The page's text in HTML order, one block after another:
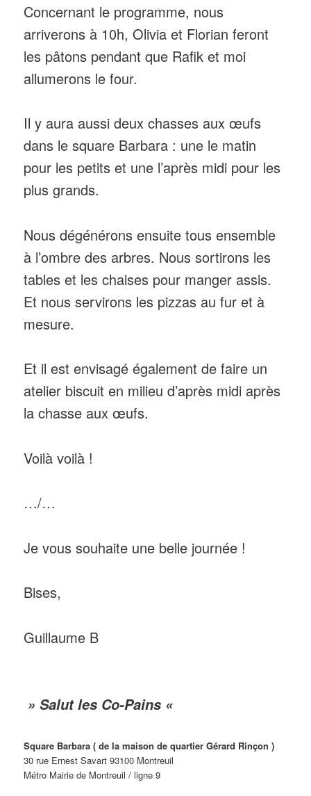
Concernant le programme, nous
arriverons à 10h, Olivia et Florian feront
les pâtons pendant que Rafik et moi
allumerons le four.
Il y aura aussi deux chasses aux œufs
dans le square Barbara : une le matin
pour les petits et une l’après midi pour les
plus grands.
Nous dégénérons ensuite tous ensemble
à l’ombre des arbres. Nous sortirons les
tables et les chaises pour manger assis.
Et nous servirons les pizzas au fur et à
mesure.
Et il est envisagé également de faire un
atelier biscuit en milieu d’après midi après
la chasse aux œufs.
Voilà voilà !
…/…
Je vous souhaite une belle journée !
Bises,
Guillaume B
» Salut les Co-Pains «
Square Barbara ( de la maison de quartier Gérard Rinçon )
30 rue Ernest Savart 93100 Montreuil
Métro Mairie de Montreuil / ligne 9